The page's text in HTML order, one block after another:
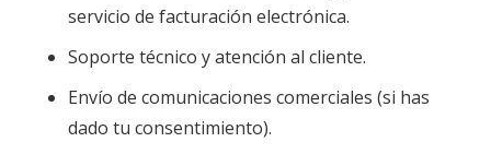
servicio de facturación electrónica.
Soporte técnico y atención al cliente.
Envío de comunicaciones comerciales (si has
dado tu consentimiento).